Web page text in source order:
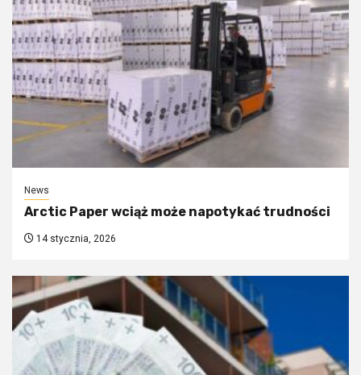
News
Arctic Paper wciąż może napotykać trudności
14 stycznia, 2026